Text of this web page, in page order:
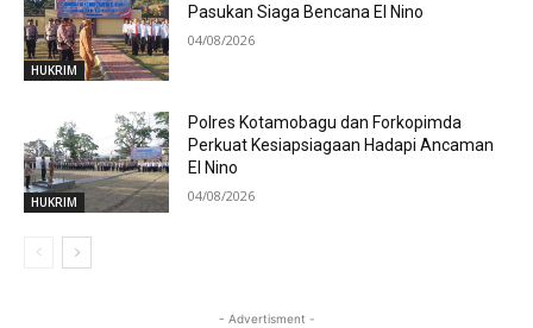
HUKRIM
Pasukan Siaga Bencana El Nino
04/08/2026
HUKRIM
Polres Kotamobagu dan Forkopimda
Perkuat Kesiapsiagaan Hadapi Ancaman
El Nino
04/08/2026
- Advertisment -